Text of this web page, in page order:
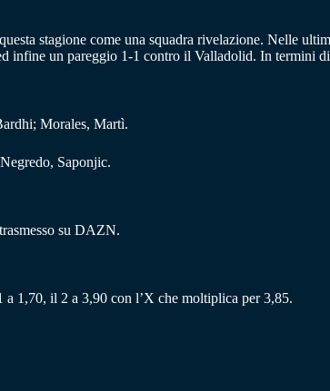
stagione come una squadra rivelazione. Nelle
infine un pareggio 1-1 contro il Valladolid. In termini
Morales, Martì.
Saponjic.
su DAZN.
a 1,70, il 2 a 3,90 con l’X che moltiplica per 3,85.